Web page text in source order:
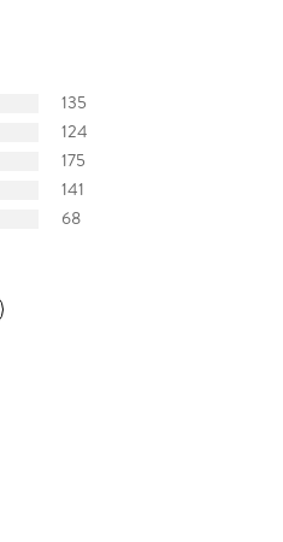
135
124
175
141
68